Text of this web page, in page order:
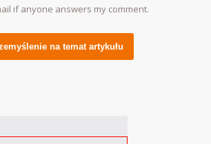
if anyone answers my comment.